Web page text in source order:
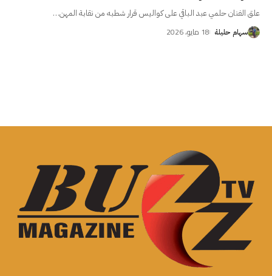
علق الفنان حلمي عبد الباقي على كواليس قرار شطبه من نقابة المهن…
سهام حليلة 18 مايو، 2026